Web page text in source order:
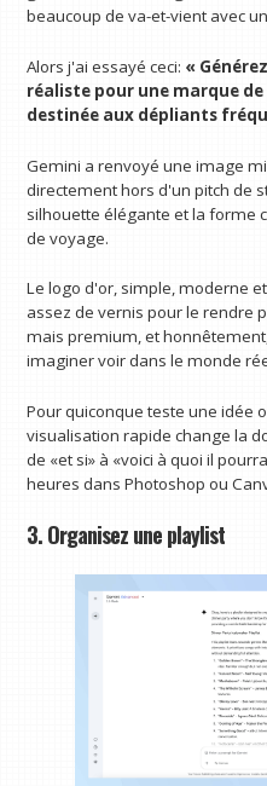
beaucoup de va-et-vient avec
Alors j'ai essayé ceci: «
réaliste pour une marque
destinée aux dépliants
Gemini a renvoyé une image
directement hors d'un pitch de
silhouette élégante et la forme
de voyage.
Le logo d'or, simple, moderne
assez de vernis pour le rendre
mais premium, et
imaginer voir dans le monde
Pour quiconque teste une idée
visualisation rapide change la
de «et si» à «voici à quoi il
heures dans Photoshop ou
3. Organisez une playlist